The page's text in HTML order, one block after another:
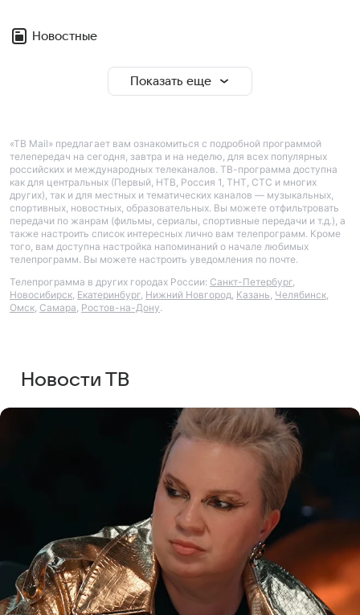
Новостные
Показать еще
«ТВ Mail» предлагает вам ознакомиться с подробной программой
телепередач на сегодня, завтра и на неделю, для всех популярных
российских и международных телеканалов. ТВ-программа доступна
как для центральных (Первый, НТВ, Россия 1, ТНТ, СТС и многих
других), так и для местных и тематических каналов — музыкальных,
спортивных, новостных, образовательных. Вы можете отфильтровать
передачи по жанрам (фильмы, сериалы, спортивные передачи и т.д.), а
также настроить список интересных лично вам телепрограмм. Кроме
того, вам доступна настройка напоминаний о начале любимых
телепрограмм. Вы можете настроить уведомления по почте.
Телепрограмма в других городах России: Санкт-Петербург,
Новосибирск, Екатеринбург, Нижний Новгород, Казань, Челябинск,
Омск, Самара, Ростов-на-Дону.
Новости ТВ